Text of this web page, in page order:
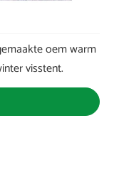
oem warm
visstent.